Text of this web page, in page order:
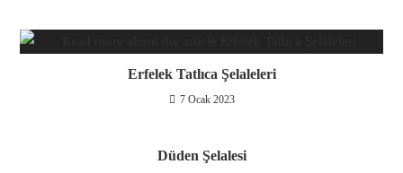
Erfelek Tatlıca Şelaleleri
7 Ocak 2023
Düden Şelalesi